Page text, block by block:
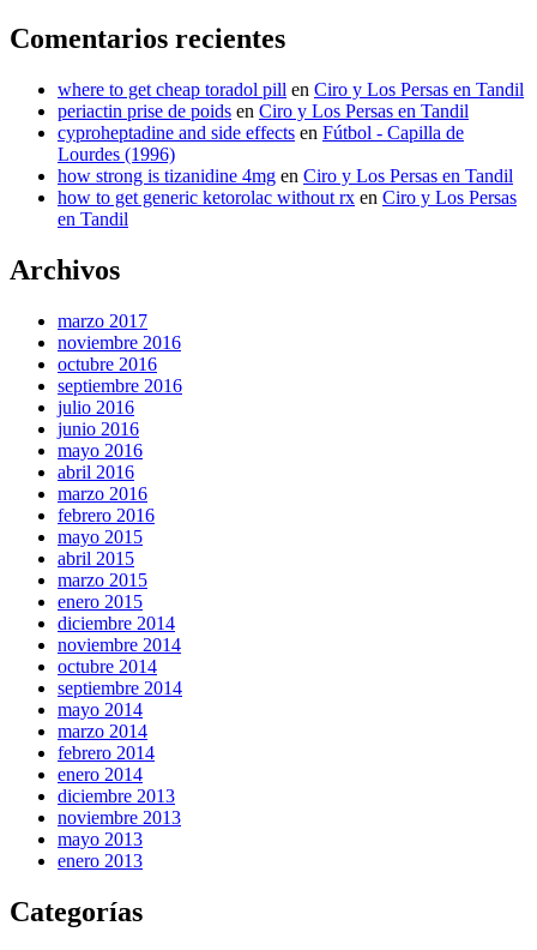
Comentarios recientes
where to get cheap toradol pill en Ciro y Los Persas en Tandil
periactin prise de poids en Ciro y Los Persas en Tandil
cyproheptadine and side effects en Fútbol - Capilla de
Lourdes (1996)
how strong is tizanidine 4mg en Ciro y Los Persas en Tandil
how to get generic ketorolac without rx en Ciro y Los Persas
en Tandil
Archivos
marzo 2017
noviembre 2016
octubre 2016
septiembre 2016
julio 2016
junio 2016
mayo 2016
abril 2016
marzo 2016
febrero 2016
mayo 2015
abril 2015
marzo 2015
enero 2015
diciembre 2014
noviembre 2014
octubre 2014
septiembre 2014
mayo 2014
marzo 2014
febrero 2014
enero 2014
diciembre 2013
noviembre 2013
mayo 2013
enero 2013
Categorías